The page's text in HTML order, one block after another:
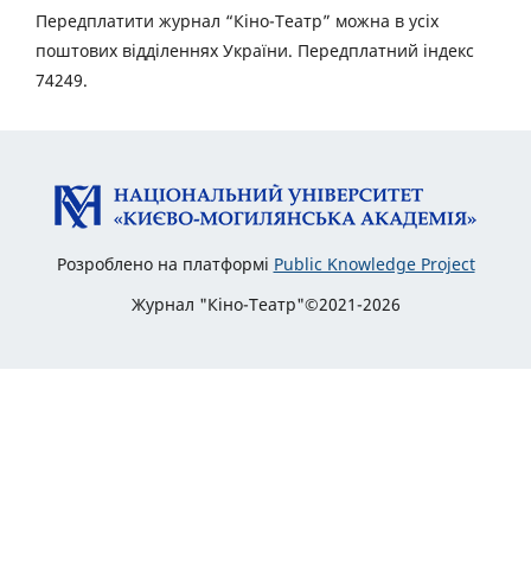
Передплатити журнал “Кіно-Театр” можна в усіх
поштових відділеннях України. Передплатний індекс
74249.
Розроблено на платформі Public Knowledge Project
Журнал "Кіно-Театр"©2021-2026